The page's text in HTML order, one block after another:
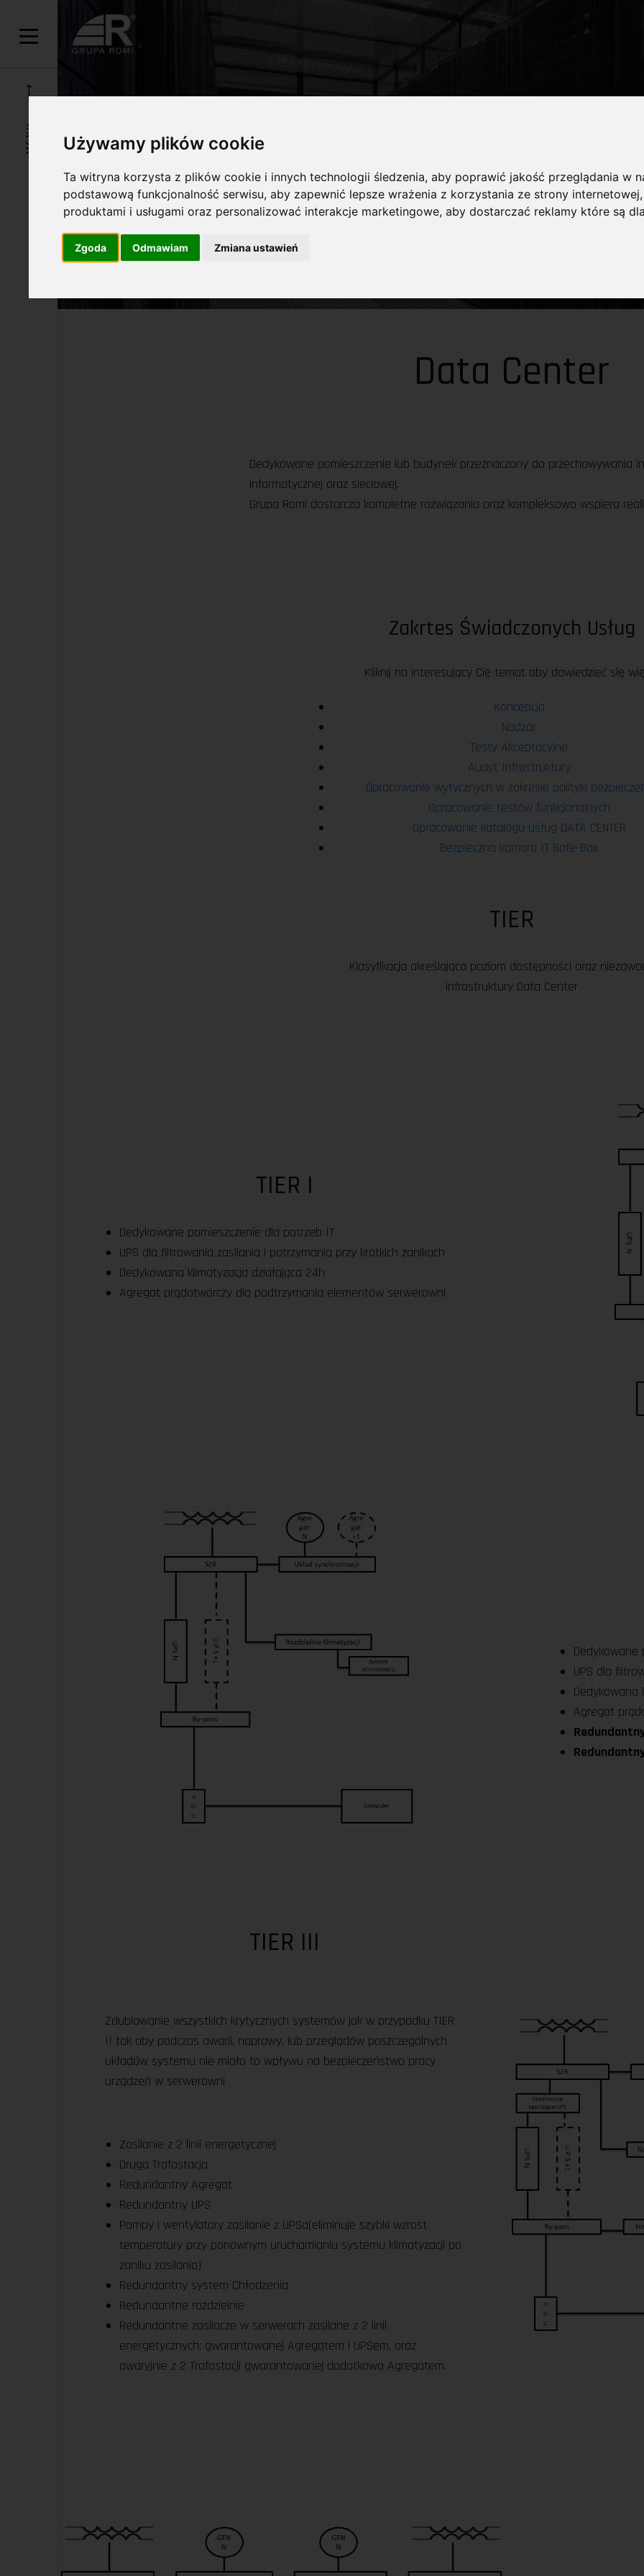
Używamy plików cookie
Ta witryna korzysta z plików cookie i innych technologii śledzenia, aby poprawić jakość przeglądania w
podstawową funkcjonalność serwisu,aby zapewnić lepsze wrażenia z korzystania ze strony internetowej
produktami i usługami oraz personalizować interakcje marketingowe,aby dostarczać reklamy które są
Zgoda Odmawiam Zmiana ustawień
MENU DATA CENTER
Data Center
Dedykowane pomieszczenie lub budynek przeznaczony do przechowywania
informatycznej oraz sieciowej.
Grupa Romi dostarcza kompletne rozwiązania oraz kompleksowo wspiera
Zakrtes Świadczonych Usług
Kliknij na interesujący Cię temat aby dowiedzieć się
Koncepcja
Nadzór
Testy Akceptacyjne
Audyt Infrastruktury
Opracowanie wytycznych w zakresie polityki
Opracowanie testów funkcjonalnych
Opracowanie katalogu usług DATA CENTER
Bezpieczna komora IT Safe-Box
TIER
Klasyfikacja określająca poziom dostępności oraz
infrastruktury Data Center
TIER I
Dedykowane pomieszczenie dla potrzeb IT
UPS dla filtrowania zasilania i potrzymania przy krótkich zanikach
Dedykowana klimatyzacja działająca 24h
Agregat prądotwórczy dla podtrzymania elementów serwerowni
Dedykowane
UPS dla
Dedykowana
Agregat
TIER III
Zdublowanie wszystkich krytycznych systemów jak w przypadku TIER
II tak aby podczas awarii, naprawy, lub przeglądów poszczególnych
układów systemu nie miało to wpływu na bezpieczeństwo pracy
urządzeń w serwerowni
Zasilanie z 2 linii energetycznej
Druga Trafostacja
Redundantny Agregat
Redundantny UPS
Pompy i wentylatory zasilanie z UPSa(eliminuje szybki wzrost
temperatury przy ponownym uruchamianiu systemu klimatyzacji po
zaniku zasilania)
Redundantny system Chłodzenia
Redundantne rozdzielnie
Redundantne zasilacze w serwerach zasilane z 2 linii
energetycznych: gwarantowanej Agregatem i UPSem, oraz
awaryjnie z 2 Trafostacji gwarantowanej dodatkowo Agregatem.